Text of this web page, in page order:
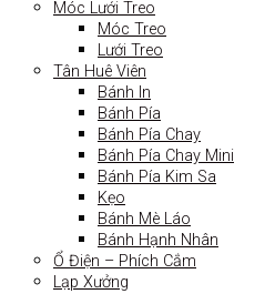
Móc Lưới Treo
Móc Treo
Lưới Treo
Tân Huê Viên
Bánh In
Bánh Pía
Bánh Pía Chay
Bánh Pía Chay Mini
Bánh Pía Kim Sa
Kẹo
Bánh Mè Láo
Bánh Hạnh Nhân
Ổ Điện – Phích Cắm
Lạp Xưởng